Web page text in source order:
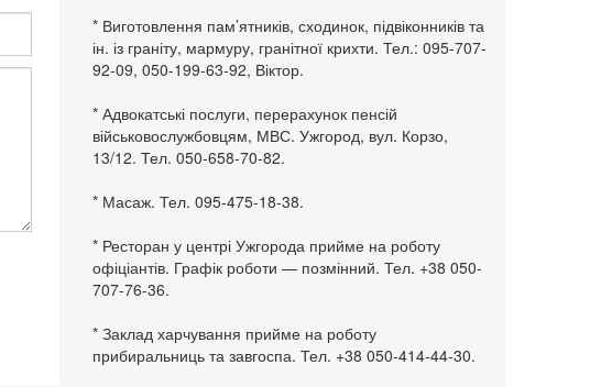
* Виготовлення пам’ятників, сходинок, підвіконників та
ін. із граніту, мармуру, гранітної крихти. Тел.: 095-707-
92-09, 050-199-63-92, Віктор.
* Адвокатські послуги, перерахунок пенсій
військовослужбовцям, МВС. Ужгород, вул. Корзо,
13/12. Тел. 050-658-70-82.
* Масаж. Тел. 095-475-18-38.
* Ресторан у центрі Ужгорода прийме на роботу
офіціантів. Графік роботи — позмінний. Тел. +38 050-
707-76-36.
* Заклад харчування прийме на роботу
прибиральниць та завгоспа. Тел. +38 050-414-44-30.